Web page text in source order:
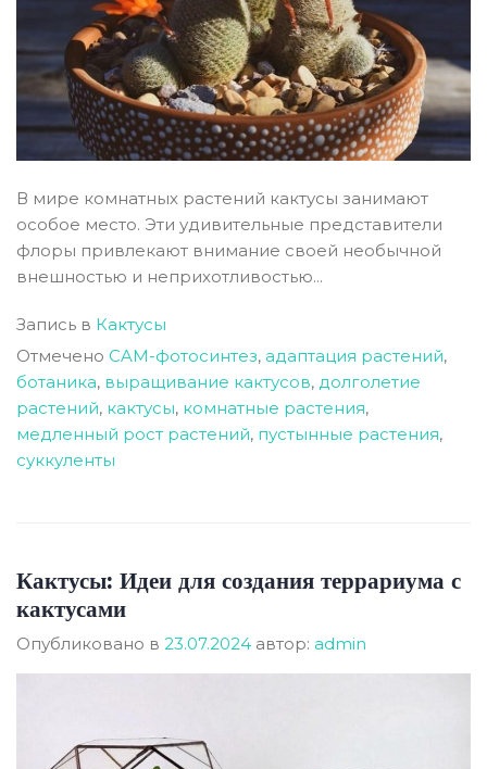
В мире комнатных растений кактусы занимают
особое место. Эти удивительные представители
флоры привлекают внимание своей необычной
внешностью и неприхотливостью...
Запись в Кактусы
Отмечено CAM-фотосинтез, адаптация растений,
ботаника, выращивание кактусов, долголетие
растений, кактусы, комнатные растения,
медленный рост растений, пустынные растения,
суккуленты
Кактусы: Идеи для создания террариума с
кактусами
Опубликовано в 23.07.2024 автор: admin